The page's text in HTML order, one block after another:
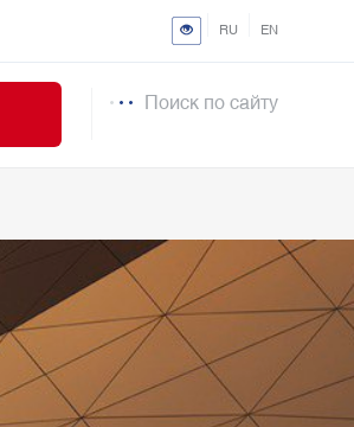
RU EN
Поиск по сайту